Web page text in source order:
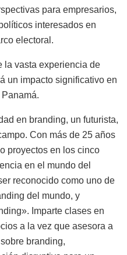
para empresarios,
interesados en
electoral.
la vasta experiencia de
un impacto significativo en
en branding, un futurista,
Con más de 25 años
proyectos en los cinco
en el mundo del
reconocido como uno de
del mundo, y
Imparte clases en
a la vez que asesora a
branding,